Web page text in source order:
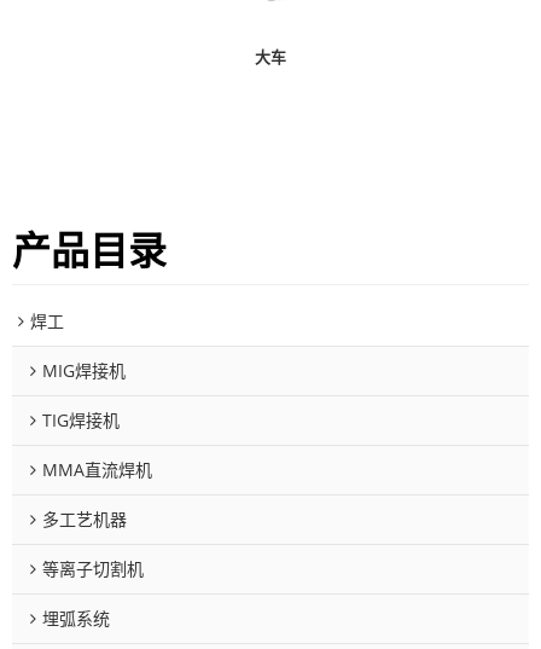
大车
产品目录
焊工
MIG焊接机
TIG焊接机
MMA直流焊机
多工艺机器
等离子切割机
埋弧系统